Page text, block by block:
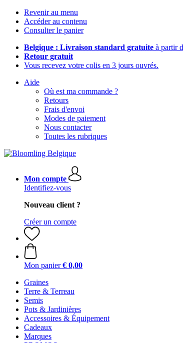
Revenir au menu
Accéder au contenu
Consulter le panier
Belgique : Livraison standard gratuite à partir
Retour gratuit
Vous recevez votre colis en 3 jours ouvrés.
Aide
Où est ma commande ?
Retours
Frais d'envoi
Modes de paiement
Nous contacter
Toutes les rubriques
Mon compte
Identifiez-vous
Nouveau client ?
Créer un compte
Mon panier € 0,00
Graines
Terre & Terreau
Semis
Pots & Jardinières
Accessoires & Équipement
Cadeaux
Marques